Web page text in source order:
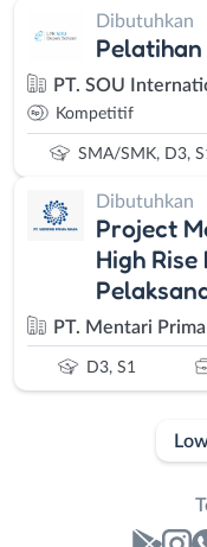
Dibutuhkan
Pelatihan
PT. SOU
Kompetitif
SMA/SMK, D3,
Dibutuhkan
Project
High
PT. Mentari
D3, S1